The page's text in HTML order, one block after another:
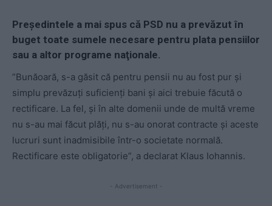
Președintele a mai spus că PSD nu a prevăzut în
buget toate sumele necesare pentru plata pensiilor
sau a altor programe naţionale.
”Bunăoară, s-a găsit că pentru pensii nu au fost pur şi
simplu prevăzuţi suficienţi bani şi aici trebuie făcută o
rectificare. La fel, şi în alte domenii unde de multă vreme
nu s-au mai făcut plăţi, nu s-au onorat contracte şi aceste
lucruri sunt inadmisibile într-o societate normală.
Rectificare este obligatorie”, a declarat Klaus Iohannis.
- Advertisement -